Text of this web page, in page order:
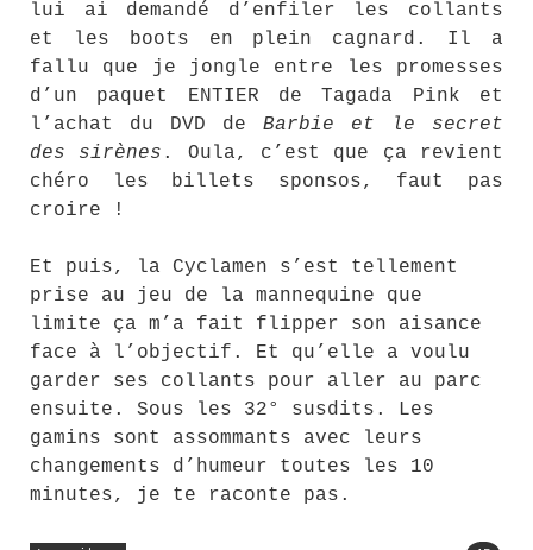
lui ai demandé d’enfiler les collants
et les boots en plein cagnard. Il a
fallu que je jongle entre les promesses
d’un paquet ENTIER de Tagada Pink et
l’achat du DVD de Barbie et le secret
des sirènes . Oula, c’est que ça revient
chéro les billets sponsos, faut pas
croire !
Et puis, la Cyclamen s’est tellement
prise au jeu de la mannequine que
limite ça m’a fait flipper son aisance
face à l’objectif. Et qu’elle a voulu
garder ses collants pour aller au parc
ensuite. Sous les 32° susdits. Les
gamins sont assommants avec leurs
changements d’humeur toutes les 10
minutes, je te raconte pas.
« La